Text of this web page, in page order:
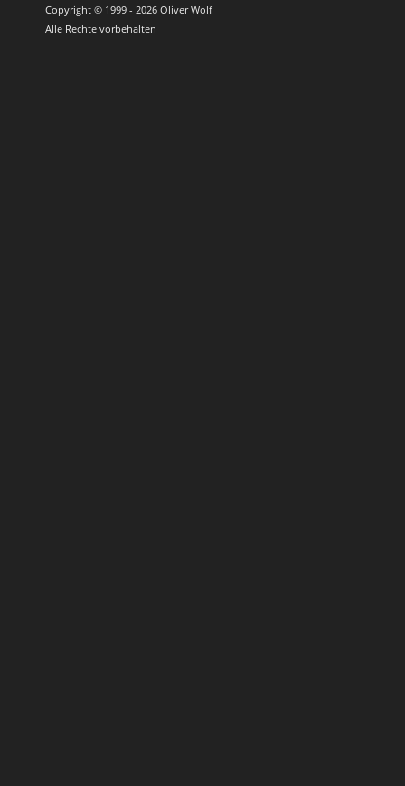
Copyright © 1999 - 2026 Oliver Wolf
Alle Rechte vorbehalten